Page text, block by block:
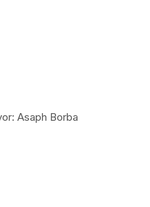
Asaph Borba